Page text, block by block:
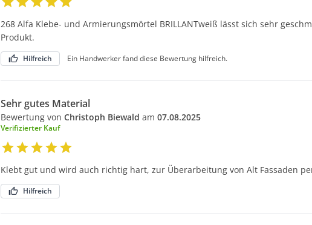
268 Alfa Klebe- und Armierungsmörtel BRILLANTweiß lässt sich sehr
Produkt.
Hilfreich Ein Handwerker fand diese Bewertung hilfreich.
Sehr gutes Material
Bewertung von Christoph Biewald am 07.08.2025
Verifizierter Kauf
Klebt gut und wird auch richtig hart, zur Überarbeitung von Alt Fassaden
Hilfreich